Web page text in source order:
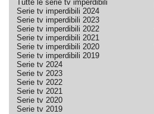
Tutte le serie tv imperdibili
Serie tv imperdibili 2024
Serie tv imperdibili 2023
Serie tv imperdibili 2022
Serie tv imperdibili 2021
Serie tv imperdibili 2020
Serie tv imperdibili 2019
Serie tv 2024
Serie tv 2023
Serie tv 2022
Serie tv 2021
Serie tv 2020
Serie tv 2019